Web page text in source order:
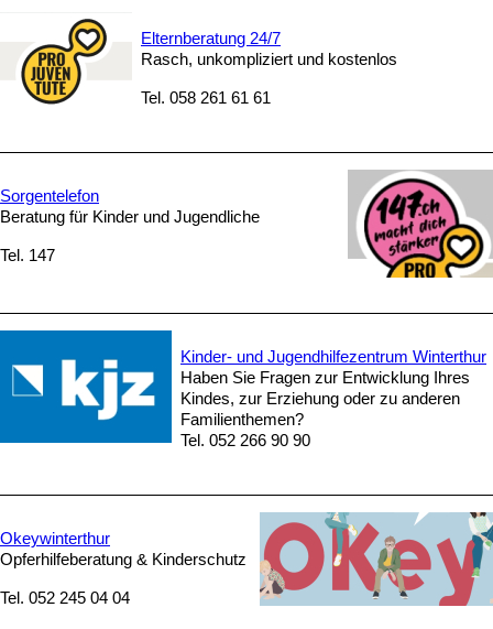
Elternberatung 24/7
Rasch, unkompliziert und kostenlos
Tel. 058 261 61 61
Sorgentelefon
Beratung für Kinder und Jugendliche
Tel. 147
Kinder- und Jugendhilfezentrum Winterthur
Haben Sie Fragen zur Entwicklung Ihres
Kindes, zur Erziehung oder zu anderen
Familienthemen?
Tel. 052 266 90 90
Okeywinterthur
Opferhilfeberatung & Kinderschutz
Tel. 052 245 04 04